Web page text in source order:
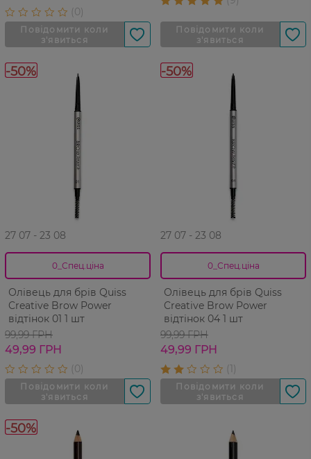
-50%
27 07 - 23 08
0_Спец.ціна
Олівець для брів Quiss
Creative Brow Power
відтінок 01 1 шт
99,99 ГРН
49,99 ГРН
-50%
27 07 - 23 08
0_Спец.ціна
Олівець для брів Quiss
Creative Brow Power
відтінок 04 1 шт
99,99 ГРН
49,99 ГРН
-50%